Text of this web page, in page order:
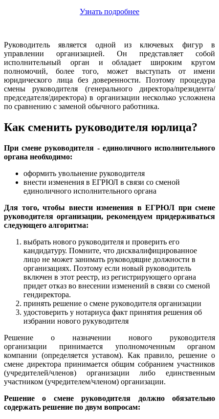
Узнать подробнее
Руководитель является одной из ключевых фигур в
управлении организацией. Он представляет собой
исполнительный орган и обладает широким кругом
полномочий, более того, может выступать от имени
юридического лица без доверенности. Поэтому процедура
смены руководителя (генерального директора/президента/
председателя/директора) в организации несколько усложнена
по сравнению с заменой обычного работника.
Как сменить руководителя юрлица?
При смене руководителя - единоличного исполнительного
органа необходимо:
оформить увольнение руководителя
внести изменения в ЕГРЮЛ в связи со сменой
единоличного исполнительного органа
Для того, чтобы внести изменения в ЕГРЮЛ при смене
руководителя организации, рекомендуем придерживаться
следующего алгоритма:
выбрать нового руководителя и проверить его
кандидатуру. Помните, что дисквалифицированное
лицо не может занимать руководящие должности в
организациях. Поэтому если новый руководитель
включен в этот реестр, из регистрирующего органа
придет отказ во внесении изменений в связи со сменой
гендиректора.
принять решение о смене руководителя организации
удостоверить у нотариуса факт принятия решения об
избрании нового рукуводителя
Решение о назначении нового руководителя
организации принимается уполномоченным органом
компании (определяется уставом). Как правило, решение о
смене директора принимается общим собранием участников
(учредителей/членов) организации либо единственным
участником (учредителем/членом) организации.
Решение о смене руководителя должно обязательно
содержать решение по двум вопросам: